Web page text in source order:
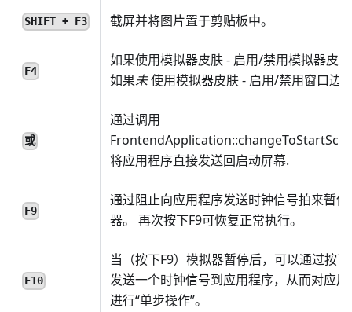
SHIFT + F3 截屏并将图片置于剪贴板中。
F4
如果使用模拟器皮肤 - 启用/禁用模拟器皮
如果未使用模拟器皮肤 - 启用/禁用窗口边
或
通过调用
将应用程序直接发送回启动屏幕.
F9
通过阻止向应用程序发送时钟信号拍来暂
器。 再次按下F9可恢复正常执行。
F10
当（按下F9）模拟器暂停后，可以通过按下
发送一个时钟信号到应用程序，从而对应
进行“单步操作”。